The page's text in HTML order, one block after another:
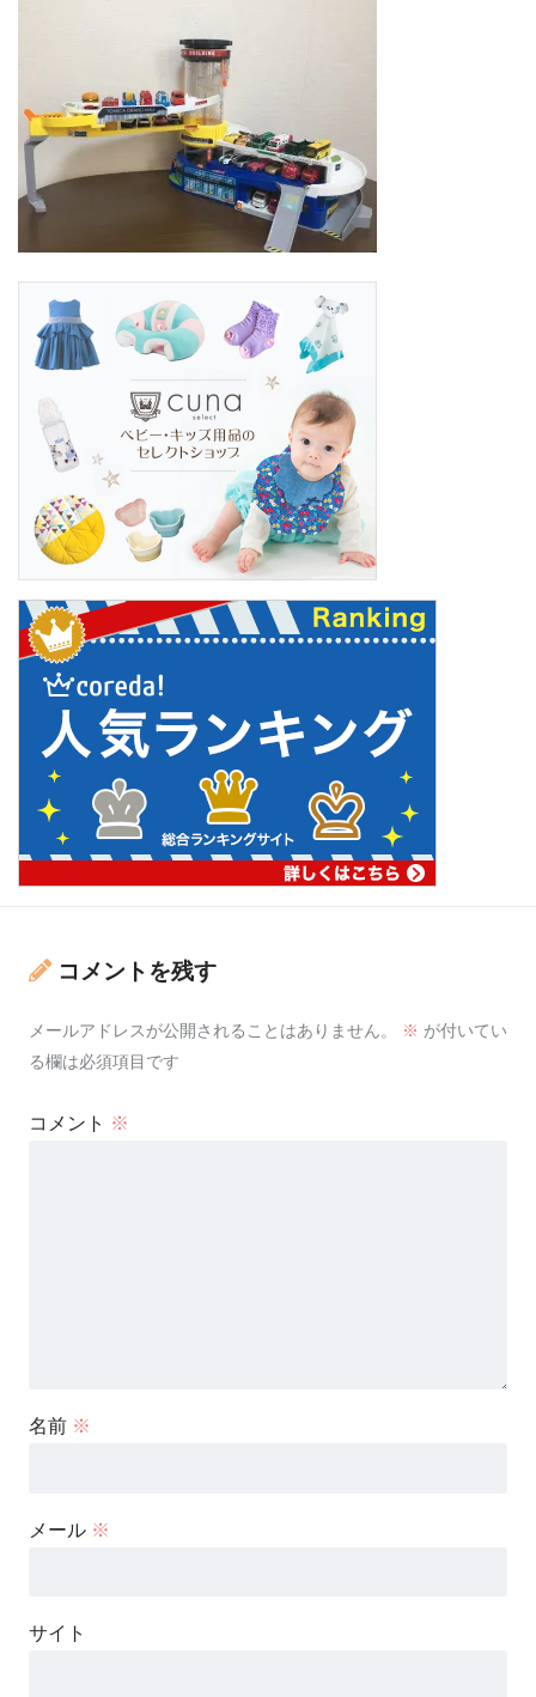
コメントを残す
メールアドレスが公開されることはありません。 ※ が付いてい
る欄は必須項目です
コメント ※
名前 ※
メール ※
サイト